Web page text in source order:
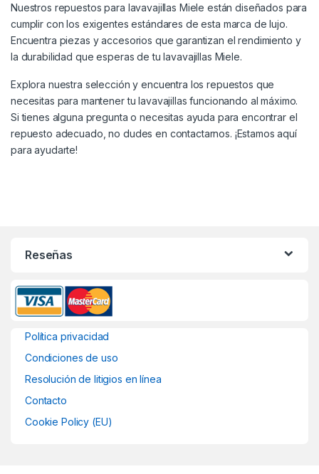
Nuestros repuestos para lavavajillas Miele están diseñados para
cumplir con los exigentes estándares de esta marca de lujo.
Encuentra piezas y accesorios que garantizan el rendimiento y
la durabilidad que esperas de tu lavavajillas Miele.
Explora nuestra selección y encuentra los repuestos que
necesitas para mantener tu lavavajillas funcionando al máximo.
Si tienes alguna pregunta o necesitas ayuda para encontrar el
repuesto adecuado, no dudes en contactarnos. ¡Estamos aquí
para ayudarte!
Reseñas
Política privacidad
Condiciones de uso
Resolución de litigios en línea
Contacto
Cookie Policy (EU)